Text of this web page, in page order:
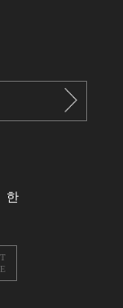
한